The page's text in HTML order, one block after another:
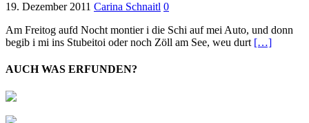
19. Dezember 2011 Carina Schnaitl 0
Am Freitog aufd Nocht montier i die Schi auf mei Auto, und donn
begib i mi ins Stubeitoi oder noch Zöll am See, weu durt […]
AUCH WAS ERFUNDEN?